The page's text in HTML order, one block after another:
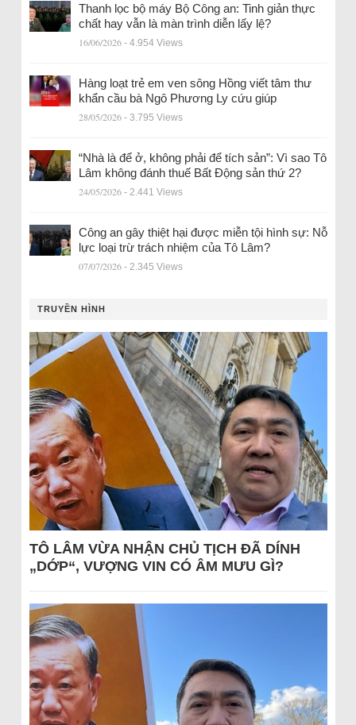
Thanh lọc bộ máy Bộ Công an: Tinh giản thực
chất hay vẫn là màn trình diễn lấy lệ?
16/06/2026 - 4.954 Views
Hàng loạt trẻ em ven sông Hồng viết tâm thư
khẩn cầu bà Ngô Phương Ly cứu giúp
28/05/2026 - 3.795 Views
“Nhà là để ở, không phải để tích sản”: Vì sao Tô
Lâm không đánh thuế Bất Động sản thứ 2?
24/05/2026 - 2.441 Views
Công an gây thiệt hại được miễn tội hình sự: Nỗ
lực loại trừ trách nhiệm của Tô Lâm?
07/07/2026 - 2.345 Views
TRUYỀN HÌNH
TÔ LÂM VỪA NHẬN CHỦ TỊCH ĐÃ DÍNH
„DỚP“, VƯỢNG VIN CÓ ÂM MƯU GÌ?